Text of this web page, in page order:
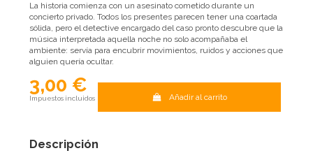
La historia comienza con un asesinato cometido durante un
concierto privado. Todos los presentes parecen tener una coartada
sólida, pero el detective encargado del caso pronto descubre que la
música interpretada aquella noche no solo acompañaba el
ambiente: servía para encubrir movimientos, ruidos y acciones que
alguien quería ocultar.
3,00 €
Impuestos incluidos Añadir al carrito
Descripción